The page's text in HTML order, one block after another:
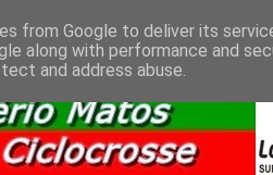
from Google to deliver its
along with performance and
and address abuse.